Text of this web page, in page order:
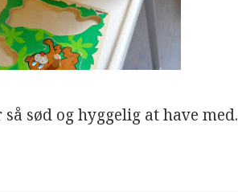
sød og hyggelig at have med.